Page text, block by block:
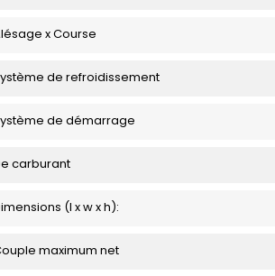
x Course
de refroidissement
de démarrage
carburant
(l x w x h):
maximum net